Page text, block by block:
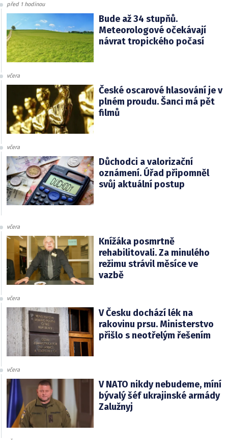
před 1 hodinou
Bude až 34 stupňů.
Meteorologové očekávají
návrat tropického počasí
včera
České oscarové hlasování je v
plném proudu. Šanci má pět
filmů
včera
Důchodci a valorizační
oznámení. Úřad připomněl
svůj aktuální postup
včera
Knížáka posmrtně
rehabilitovali. Za minulého
režimu strávil měsíce ve
vazbě
včera
V Česku dochází lék na
rakovinu prsu. Ministerstvo
přišlo s neotřelým řešením
včera
V NATO nikdy nebudeme, míní
bývalý šéf ukrajinské armády
Zalužnyj